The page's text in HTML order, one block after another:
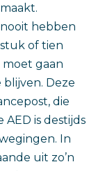
hebben
of tien
gaan
Deze
die
AED is destijds
In
uit zo’n